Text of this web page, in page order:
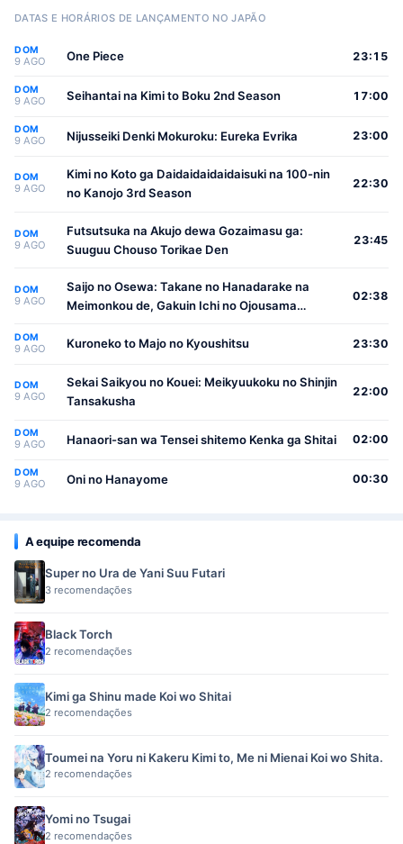
DATAS E HORÁRIOS DE LANÇAMENTO NO JAPÃO
DOM
9 AGO One Piece 23:15
DOM
9 AGO Seihantai na Kimi to Boku 2nd Season 17:00
DOM
9 AGO Nijusseiki Denki Mokuroku: Eureka Evrika 23:00
DOM
9 AGO
Kimi no Koto ga Daidaidaidaidaisuki na 100-nin
no Kanojo 3rd Season
22:30
DOM
9 AGO
Futsutsuka na Akujo dewa Gozaimasu ga:
Suuguu Chouso Torikae Den
23:45
DOM
9 AGO
Saijo no Osewa: Takane no Hanadarake na
Meimonkou de, Gakuin Ichi no Ojousama
Osewa suru Koto ni Narimashita
02:38
DOM
9 AGO Kuroneko to Majo no Kyoushitsu 23:30
DOM
9 AGO
Sekai Saikyou no Kouei: Meikyuukoku no Shinjin
Tansakusha
22:00
DOM
9 AGO Hanaori-san wa Tensei shitemo Kenka ga Shitai 02:00
DOM
9 AGO Oni no Hanayome 00:30
A equipe recomenda
Super no Ura de Yani Suu Futari
3 recomendações
Black Torch
2 recomendações
Kimi ga Shinu made Koi wo Shitai
2 recomendações
Toumei na Yoru ni Kakeru Kimi to, Me ni Mienai Koi wo Shita.
2 recomendações
Yomi no Tsugai
2 recomendações